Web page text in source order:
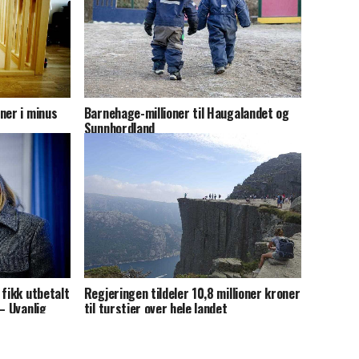
i minus Barnehage-millioner til Haugalandet og
Sunnhordland
utbetalt
Uvanlig
Regjeringen tildeler 10,8 millioner kroner
til turstier over hele landet